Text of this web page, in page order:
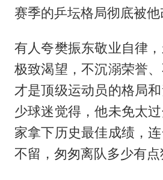
赛季的乒坛格局彻底被他
有人夸樊振东敬业自律
极致渴望，不沉溺荣誉
才是顶级运动员的格局
少球迷觉得，他未免太
家拿下历史最佳成绩，
不留，匆匆离队多少有点